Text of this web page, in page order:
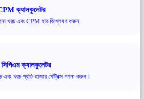
CPM ক্যালকুলেটর
খরচ এবং CPM হার বিশ্লেষণ করুন.
সিপিএম ক্যালকুলেটর
এবং খরচ-প্রতি-হাজার মেট্রিক্স গণনা করুন।